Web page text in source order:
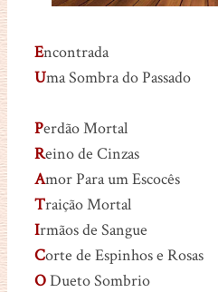
Encontrada
UmaSombra do Passado
Perdão Mortal
Reino de Cinzas
Amor Para um Escocês
Traição Mortal
Irmãos de Sangue
Corte de Espinhos e Rosas
ODueto Sombrio